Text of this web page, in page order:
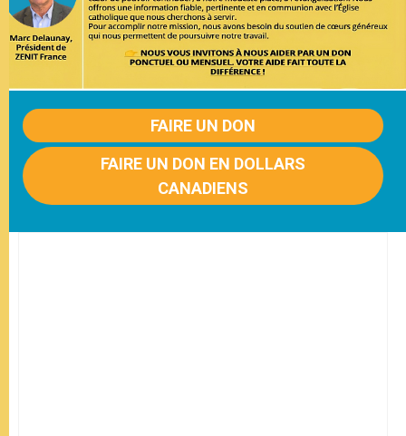
FAIRE UN DON
FAIRE UN DON EN DOLLARS
CANADIENS